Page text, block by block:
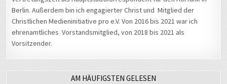
Berlin. Außerdem bin ich engagierter Christ und Mitglied der
Christlichen Medieninitiative pro e.V. Von 2016 bis 2021 war ich
ehrenamtliches Vorstandsmitglied, von 2018 bis 2021 als
Vorsitzender.
AM HÄUFIGSTEN GELESEN